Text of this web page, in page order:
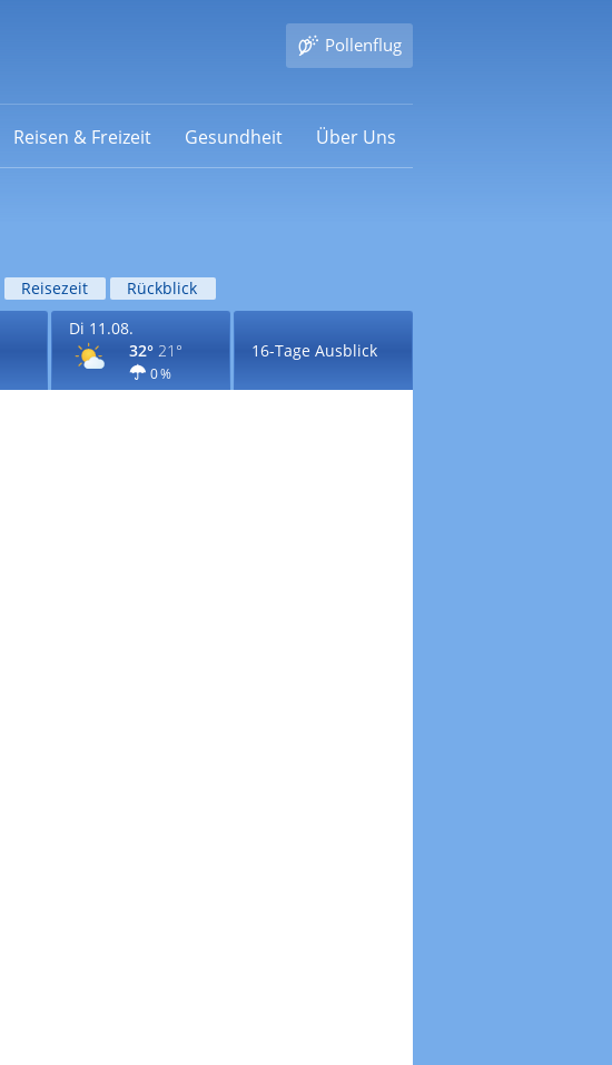
Pollenflug
Reisen & Freizeit Gesundheit Über Uns
Reisezeit
Rückblick
Di 11.08.
32° 21°
0 %
16-Tage Ausblick